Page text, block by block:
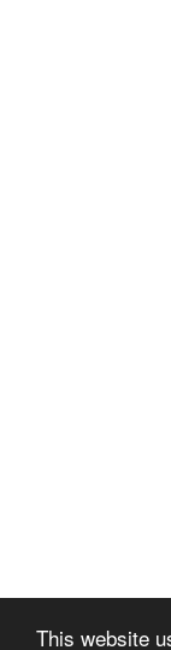
This website